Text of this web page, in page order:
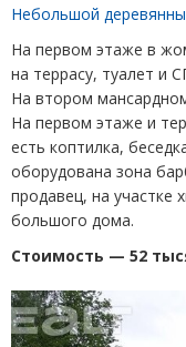
Небольшой
На первом этаже в
на террасу, туалет и
На втором
На первом этаже и
есть коптилка,
оборудована зона
продавец, на участке
большого дома.
Стоимость — 52